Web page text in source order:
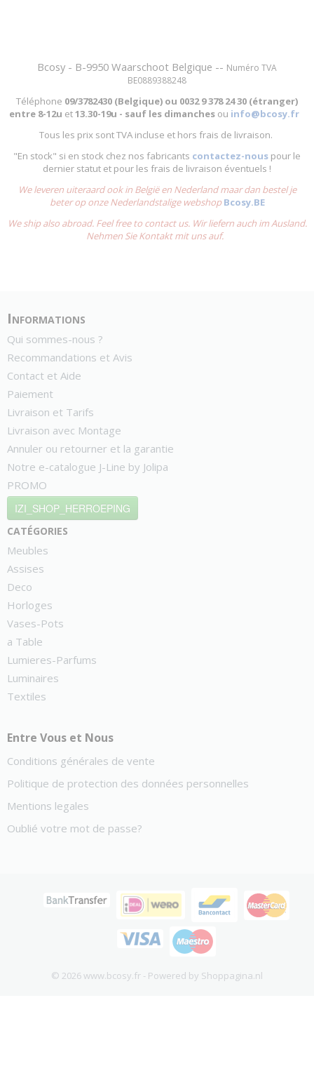
Bcosy - B-9950 Waarschoot Belgique -- Numéro TVA
BE0889388248
Téléphone 09/3782430 (Belgique) ou 0032 9 378 24 30 (étranger)
entre 8-12u et13.30-19u - sauf les dimanchesou info@bcosy.fr
Tous les prix sont TVA incluse et hors frais de livraison.
"En stock" si en stock chez nos fabricants contactez-nous pour le
dernier statut et pour les frais de livraison éventuels !
We leveren uiteraard ook in België en Nederland maar dan bestel je
beter op onze Nederlandstalige webshopBcosy.BE
We ship also abroad. Feel free to contact us. Wir liefern auch im Ausland.
Nehmen Sie Kontakt mit uns auf.
Informations
Qui sommes-nous ?
Recommandations et Avis
Contact et Aide
Paiement
Livraison et Tarifs
Livraison avec Montage
Annuler ou retourner et la garantie
Notre e-catalogue J-Line by Jolipa
PROMO
IZI_SHOP_HERROEPING
catégories
Meubles
Assises
Deco
Horloges
Vases-Pots
a Table
Lumieres-Parfums
Luminaires
Textiles
Entre Vous et Nous
Conditions générales de vente
Politique de protection des données personnelles
Mentions legales
Oublié votre mot de passe?
© 2026 www.bcosy.fr - Powered by Shoppagina.nl